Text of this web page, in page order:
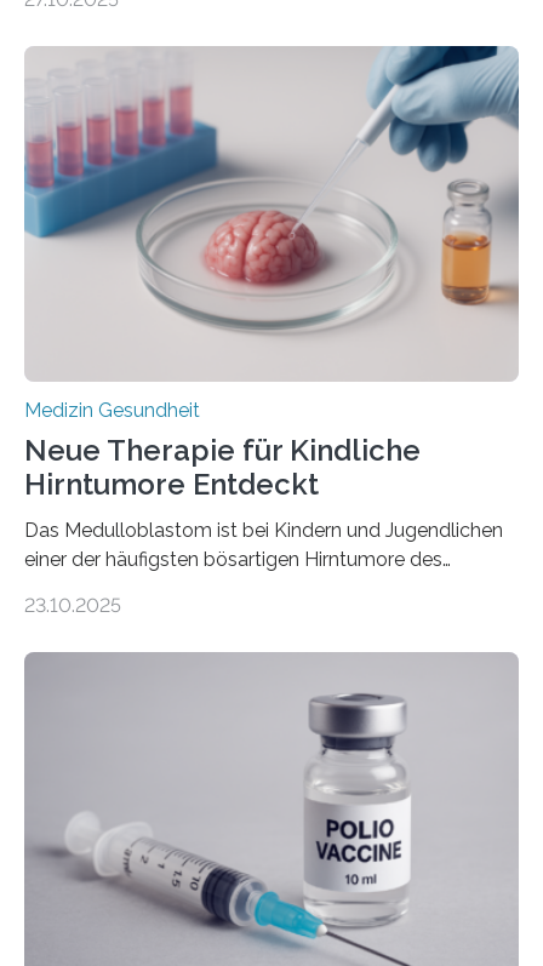
aus dem Deutschen Zentrum für Herzinsuffizienz
im Journal Circulation, warum der Energietransport bei
der Hypertrophen Kardiomyopathie (HCM) versagen
kann und wie sich durch eine Verringerung der
Herzbelastung und des oxidativen Stresses
Rhythmusstörungen reduzieren lassen. Würzburg. Die
hypertrophe Kardiomyopathie (HCM) ist die häufigste
erblich bedingte Herzerkrankung. Sie führt dazu, dass
sich die linke Herzkammer verdickt, der Herzmuskel zu
stark kontrahiert…
Medizin Gesundheit
Neue Therapie für Kindliche
Hirntumore Entdeckt
Das Medulloblastom ist bei Kindern und Jugendlichen
einer der häufigsten bösartigen Hirntumore des
Betroffenen können mit heutigen Methoden geheilt
Dringend benötigt werden zielgerichtete Therapien, die
nur Tumorschwachstellen angreifen und normales
Gewebe verschonen. Forschende um Daniel Merk vom
Hertie-Institut für klinische Hirnforschung am
Universitätsklinikum Tübingen haben eine solche
Schwachstelle im Erbgut einer Untergruppe des
Medulloblastoms gefunden. Die Wilhelm Sander-
Stiftung unterstützte das Projekt…
23.10.2025